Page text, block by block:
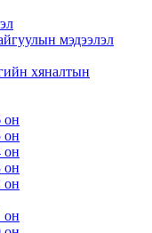
мэдээлэл
хяналтын
он
он
он
он
он
он